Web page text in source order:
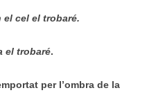
el cel el trobaré.
el trobaré.
per l’ombra de la